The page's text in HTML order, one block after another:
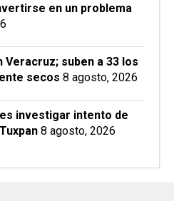
en un problema
Veracruz; suben a 33 los
secos 8 agosto, 2026
investigar intento de
8 agosto, 2026